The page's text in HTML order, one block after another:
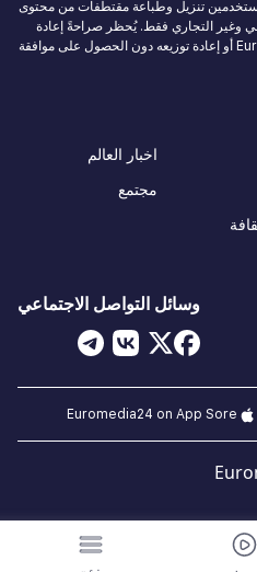
تنزيل وطباعة مقتطفات من محتوى
وغير التجاري فقط. يُحظر صراحةً إعادة
نشر محتوى Euromedia24.com أو إعادة توزيعه دون الحصول على موافقة
اخبار العالم
مجتمع
وسائل التواصل الاجتماعي
Euromedia24 on App Sore